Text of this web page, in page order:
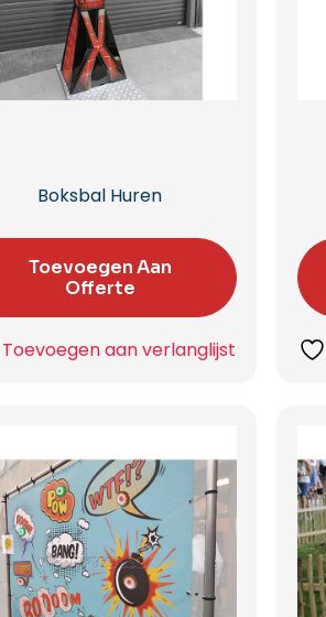
Boksbal Huren
Toevoegen Aan
Offerte
Toevoegen aan verlanglijst